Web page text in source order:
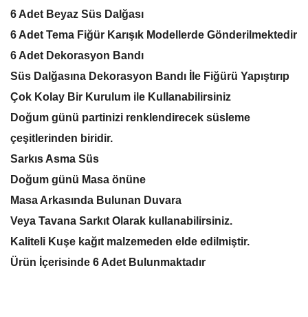
6 Adet Beyaz Süs Dalğası
6 Adet Tema Fiğür Karışık Modellerde Gönderilmektedir
6 Adet Dekorasyon Bandı
Süs Dalğasına Dekorasyon Bandı İle Fiğürü Yapıştırıp
Çok Kolay Bir Kurulum ile Kullanabilirsiniz
Doğum günü partinizi renklendirecek süsleme
çeşitlerinden biridir.
Sarkıs Asma Süs
Doğum günü Masa önüne
Masa Arkasında Bulunan Duvara
Veya Tavana Sarkıt Olarak kullanabilirsiniz.
Kaliteli Kuşe kağıt malzemeden elde edilmiştir.
Ürün İçerisinde 6 Adet Bulunmaktadır